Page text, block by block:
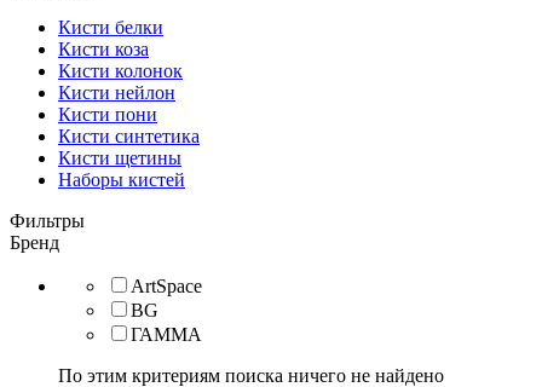
Кисти белки
Кисти коза
Кисти колонок
Кисти нейлон
Кисти пони
Кисти синтетика
Кисти щетины
Наборы кистей
Фильтры
Бренд
ArtSpace
BG
ГАММА
По этим критериям поиска ничего не найдено